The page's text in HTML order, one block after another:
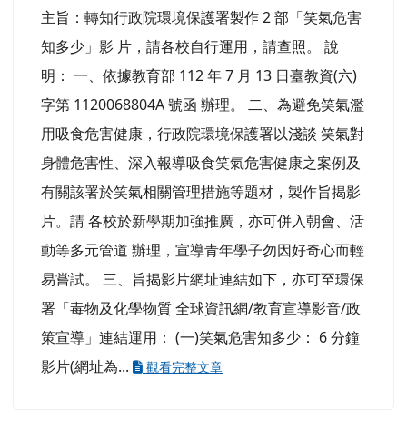
主旨：轉知行政院環境保護署製作 2 部「笑氣危害
知多少」影 片，請各校自行運用，請查照。 說
明： 一、依據教育部 112 年 7 月 13 日臺教資(六)
字第 1120068804A 號函 辦理。 二、為避免笑氣濫
用吸食危害健康，行政院環境保護署以淺談 笑氣對
身體危害性、深入報導吸食笑氣危害健康之案例及
有關該署於笑氣相關管理措施等題材，製作旨揭影
片。請 各校於新學期加強推廣，亦可併入朝會、活
動等多元管道 辦理，宣導青年學子勿因好奇心而輕
易嘗試。 三、旨揭影片網址連結如下，亦可至環保
署「毒物及化學物質 全球資訊網/教育宣導影音/政
策宣導」連結運用： (一)笑氣危害知多少： 6 分鐘
影片(網址為...
觀看完整文章